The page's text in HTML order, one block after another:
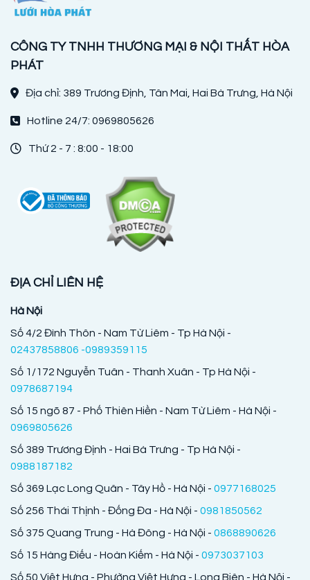
CÔNG TY TNHH THƯƠNG MẠI & NỘI THẤT HÒA
PHÁT
Địa chỉ: 389 Trương Định, Tân Mai, Hai Bà Trưng, Hà Nội
Hotline 24/7: 0969805626
Thứ 2 - 7 : 8:00 - 18:00
ĐỊA CHỈ LIÊN HỆ
Hà Nội
Số 4/2 Đình Thôn - Nam Từ Liêm - Tp Hà Nội -
02437858806 -0989359115
Số 1/172 Nguyễn Tuân - Thanh Xuân - Tp Hà Nội -
0978687194
Số 15 ngõ 87 - Phố Thiên Hiền - Nam Từ Liêm - Hà Nội -
0969805626
Số 389 Trương Định - Hai Bà Trưng - Tp Hà Nội -
0988187182
Số 369 Lạc Long Quân - Tây Hồ - Hà Nội - 0977168025
Số 256 Thái Thịnh - Đống Đa - Hà Nội - 0981850562
Số 375 Quang Trung - Hà Đông - Hà Nội - 0868890626
Số 15 Hàng Điếu - Hoàn Kiếm - Hà Nội - 0973037103
Số 50 Việt Hưng - Phường Việt Hưng - Long Biên - Hà Nội -